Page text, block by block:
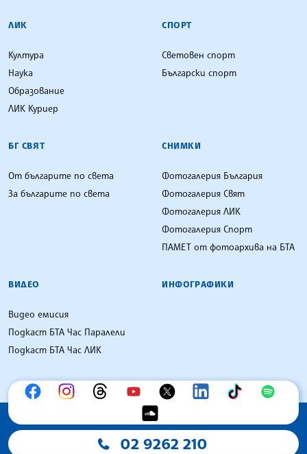
ЛИК
Култура
Наука
Образование
ЛИК Куриер
СПОРТ
Световен спорт
Български спорт
БГ СВЯТ
От българите по света
За българите по света
СНИМКИ
Фотогалерия България
Фотогалерия Свят
Фотогалерия ЛИК
Фотогалерия Спорт
ПАМЕТ от фотоархива на БТА
ВИДЕО
Видео емисия
Подкаст БТА Час Паралели
Подкаст БТА Час ЛИК
ИНФОГРАФИКИ
02 9262 210